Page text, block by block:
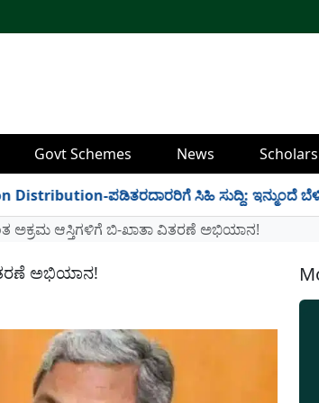
Govt Schemes News
ಪಡಿತರದಾರರಿಗೆ ಸಿಹಿ ಸುದ್ದಿ: ಇನ್ಮುಂದೆ ಬೆಳಿಗ್ಗೆ 6
ಅಕ್ರಮ ಆಸ್ತಿಗಳಿಗೆ ಬಿ-ಖಾತಾ ವಿತರಣೆ ಅಭಿಯಾನ!
ಅಭಿಯಾನ!